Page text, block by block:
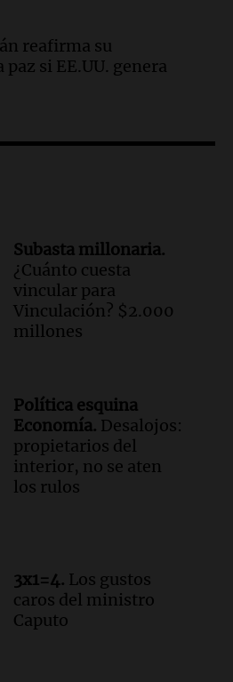
derribó el mito
qué alimentos
los 25 años, lucha
necesita un trasplante
viviend
todos
al 2,9% registrado
todos
rescataron a una
mejorar la
aérea y digital
reafirma su
si EE.UU. genera
Subasta millonaria.
¿Cuánto cuesta
vincular para
Vinculación? $2.000
millones
Política esquina
Economía. Desalojos:
propietarios del
interior, no se aten
los rulos
3x1=4. Los gustos
caros del ministro
Caputo